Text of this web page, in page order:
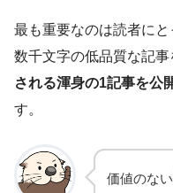
最も重要なのは読者にと
数千文字の低品質な記事
される渾身の1記事を公
す。
価値のな